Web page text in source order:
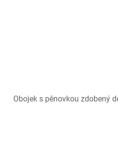
Obojek s pěnovkou zdobený